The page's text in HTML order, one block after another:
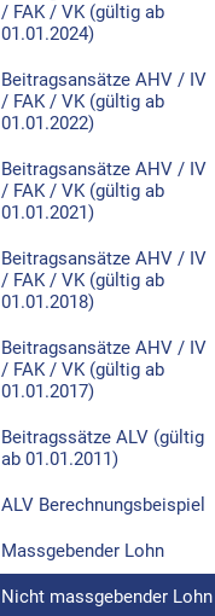
/ FAK / VK (gültig ab
01.01.2024)
Beitragsansätze AHV / IV
/ FAK / VK (gültig ab
01.01.2022)
Beitragsansätze AHV / IV
/ FAK / VK (gültig ab
01.01.2021)
Beitragsansätze AHV / IV
/ FAK / VK (gültig ab
01.01.2018)
Beitragsansätze AHV / IV
/ FAK / VK (gültig ab
01.01.2017)
Beitragssätze ALV (gültig
ab 01.01.2011)
ALV Berechnungsbeispiel
Massgebender Lohn
Nicht massgebender Lohn